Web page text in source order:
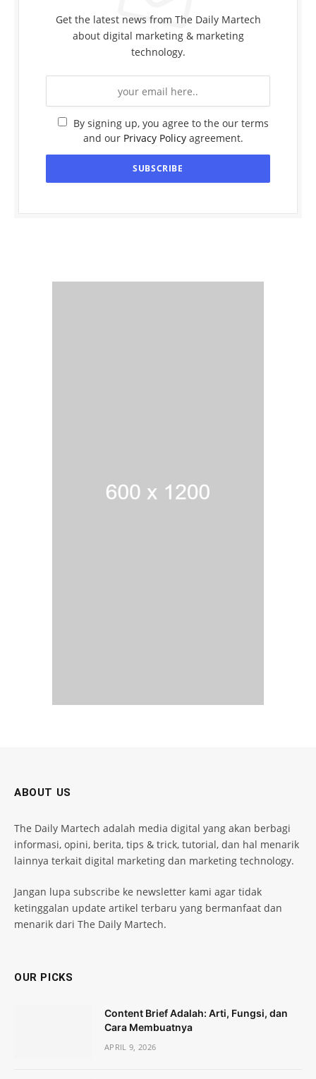
Get the latest news from The Daily Martech
about digital marketing & marketing
technology.
By signing up, you agree to the our terms
and our Privacy Policyagreement.
ABOUT US
The Daily Martech adalah media digital yang akan berbagi
informasi, opini, berita, tips & trick, tutorial, dan hal menarik
lainnya terkait digital marketing dan marketing technology.
Jangan lupa subscribe ke newsletter kami agar tidak
ketinggalan update artikel terbaru yang bermanfaat dan
menarik dari The Daily Martech.
OUR PICKS
Content Brief Adalah: Arti, Fungsi, dan
Cara Membuatnya
APRIL 9, 2026